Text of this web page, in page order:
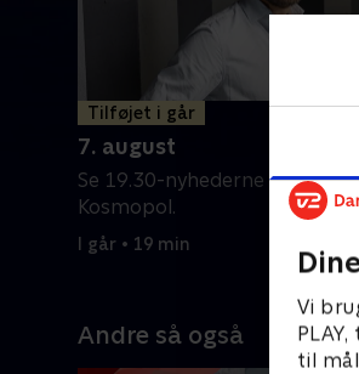
Vi
til
Tilføjet i går
7. august
Se 19.30-nyhederne fra TV 2
Kosmopol.
I går • 19 min
Andre så også